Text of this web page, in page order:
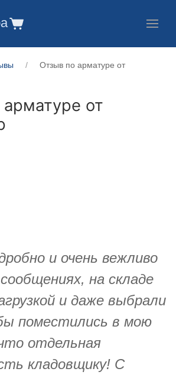
Отзыв по арматуре от
от
и очень вежливо
на складе
и даже выбрали
поместились в мою
отдельная
кладовщику! С